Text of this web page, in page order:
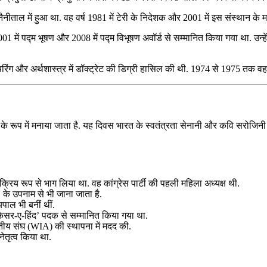
में हुआ था. वह वर्ष 1981 में टेरी के निदेशक और 2001 में इस संस्थान
में पद्म भूषण और 2008 में पद्म विभूषण अवॉर्ड से सम्मानित किया गया था.
और अर्थशास्त्र में डॉक्ट्रेट की डिग्री हासिल की थी. 1974 से 1975 तक
के रूप में मनाया जाता है. यह दिवस भारत के स्वतंत्रता सेनानी और कवि
रूप से भाग लिया था. वह कांग्रेस पार्टी की पहली महिला अध्यक्ष थी.
उपनाम से भी जाना जाता है.
भी बनीं थीं.
ए-हिंद’ पदक से सम्मानित किया गया था.
संघ (WIA) की स्थापना में मदद की.
किया था.